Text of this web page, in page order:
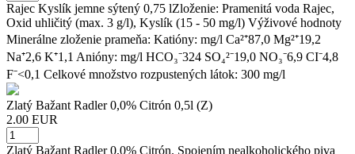
Rajec Kyslík jemne sýtený 0,75 lZloženie: Pramenitá voda Rajec,
Oxid uhličitý (max. 3 g/l), Kyslík (15 - 50 mg/l) Výživové hodnoty
Minerálne zloženie prameňa: Katióny: mg/l Ca²⁺87,0 Mg²⁺19,2
Na⁺2,6 K⁺1,1 Anióny: mg/l HCO₃⁻324 SO₄²⁻19,0 NO₃⁻6,9 CI⁻4,8
F⁻<0,1 Celkové množstvo rozpustených látok: 300 mg/l
Zlatý Bažant Radler 0,0% Citrón 0,5l (Z)
2.00 EUR
Zlatý Bažant Radler 0,0% Citrón. Spojením nealkoholického piva